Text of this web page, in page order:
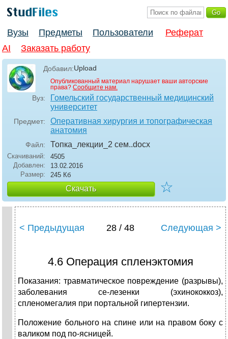
Вузы Предметы Пользователи
Реферат
AI
Заказать работу
Добавил:Upload
Опубликованный материал нарушает ваши авторские
права? Сообщите нам.
Вуз:
Гомельский государственный медицинский
университет
Предмет:
Оперативная хирургия и топографическая
анатомия
Файл: Топка_лекции_2 сем..docx
Скачиваний:
4505
Добавлен:
13.02.2016
Размер:
245 Кб
Скачать ☆
< Предыдущая 28 / 48 Следующая >
4.6 Операция спленэктомия
Показания: травматическое повреждение (разрывы),
заболевания се-лезенки (эхинококкоз),
спленомегалия при портальной гипертензии.
Положение больного на спине или на правом боку с
валиком под по-ясницей.